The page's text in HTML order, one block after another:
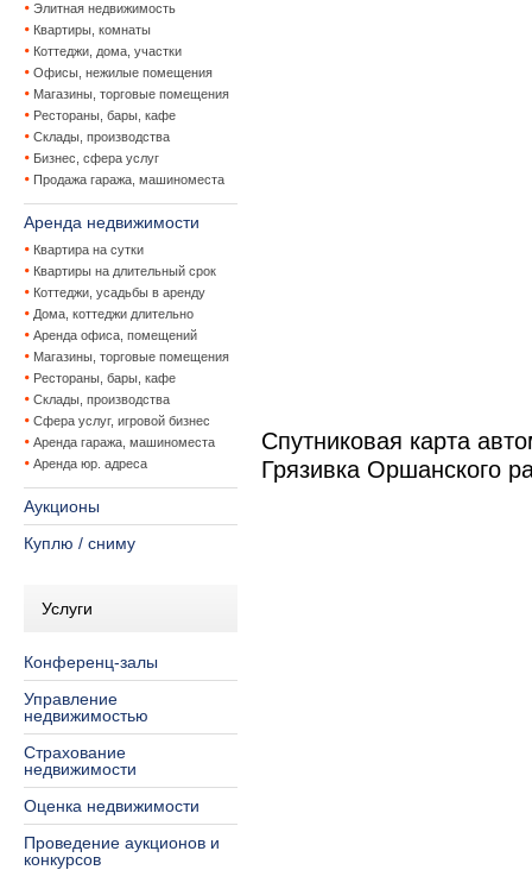
Элитная недвижимость
Квартиры, комнаты
Коттеджи, дома, участки
Офисы, нежилые помещения
Магазины, торговые помещения
Рестораны, бары, кафе
Склады, производства
Бизнес, сфера услуг
Продажа гаража, машиноместа
Аренда недвижимости
Квартира на сутки
Квартиры на длительный срок
Коттеджи, усадьбы в аренду
Дома, коттеджи длительно
Аренда офиса, помещений
Магазины, торговые помещения
Рестораны, бары, кафе
Склады, производства
Сфера услуг, игровой бизнес
Аренда гаража, машиноместа
Аренда юр. адреса
Аукционы
Куплю / сниму
Услуги
Конференц-залы
Управление
недвижимостью
Страхование
недвижимости
Оценка недвижимости
Проведение аукционов и
конкурсов
Спутниковая карта
Грязивка Оршанского